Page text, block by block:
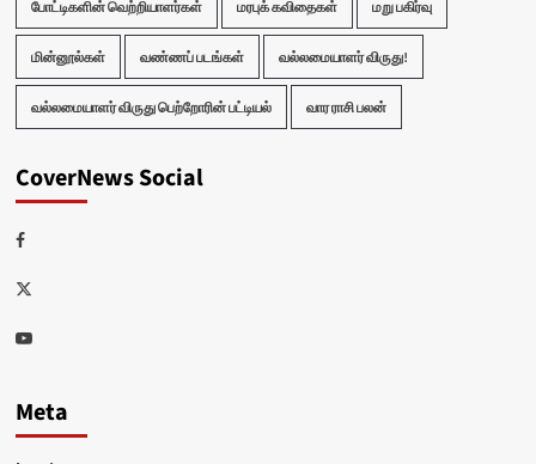
போட்டிகளின் வெற்றியாளர்கள் மரபுக் கவிதைகள் மறு பகிர்வு
மின்னூல்கள் வண்ணப் படங்கள் வல்லமையாளர் விருது!
வல்லமையாளர் விருது பெற்றோரின் பட்டியல் வார ராசி பலன்
CoverNews Social
Facebook
Twitter
Youtube
Meta